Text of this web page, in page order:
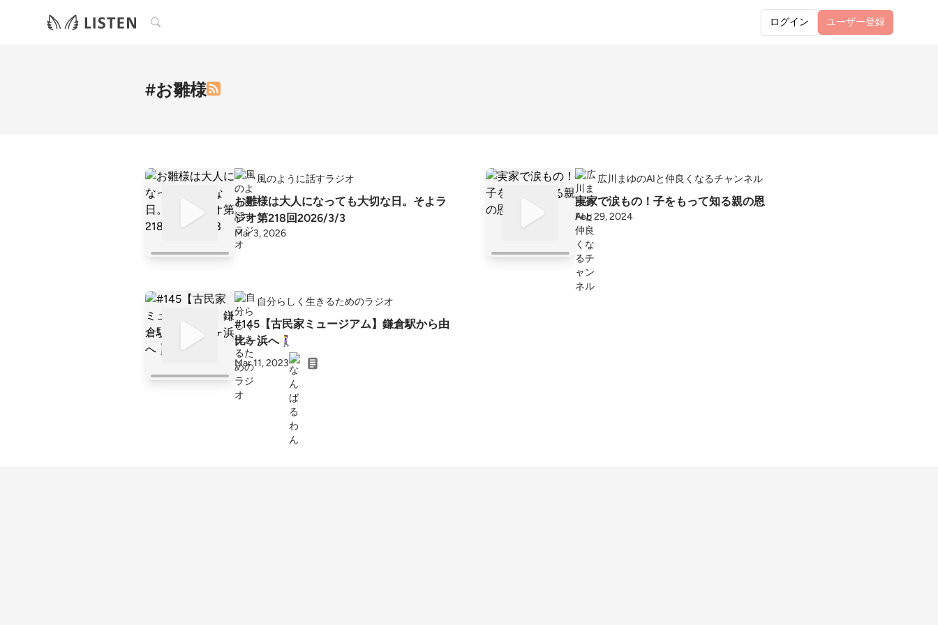
検索 ログイン ユーザー登録
#お雛様
風のように話すラジオ
お雛様は大人になっても大切な日。そよラ
ジオ第218回2026/3/3
Mar 3, 2026
広川まゆのAIと仲良くなるチャンネル
実家で涙もの！子をもって知る親の恩
Feb 29, 2024
自分らしく生きるためのラジオ
#145【古民家ミュージアム】鎌倉駅から由
比ヶ浜へ🚶‍♀️
Mar 11, 2023